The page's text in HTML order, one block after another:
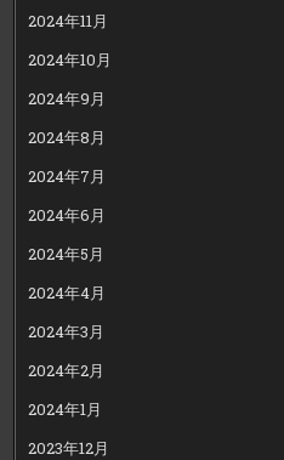
2024年11月
2024年10月
2024年9月
2024年8月
2024年7月
2024年6月
2024年5月
2024年4月
2024年3月
2024年2月
2024年1月
2023年12月